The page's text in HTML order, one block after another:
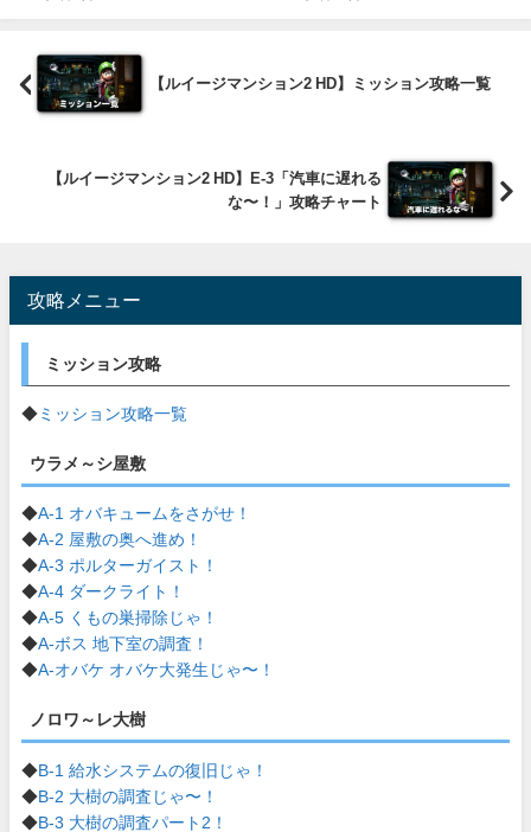
【ルイージマンション2 HD】ミッション攻略一覧
【ルイージマンション2 HD】E-3「汽車に遅れる
な〜！」攻略チャート
攻略メニュー
ミッション攻略
◆ ミッション攻略一覧
ウラメ～シ屋敷
◆A-1 オバキュームをさがせ！
◆A-2 屋敷の奥へ進め！
◆A-3 ポルターガイスト！
◆A-4 ダークライト！
◆A-5 くもの巣掃除じゃ！
◆A-ボス 地下室の調査！
◆A-オバケ オバケ大発生じゃ〜！
ノロワ～レ大樹
◆B-1 給水システムの復旧じゃ！
◆B-2 大樹の調査じゃ〜！
◆B-3 大樹の調査パート2！